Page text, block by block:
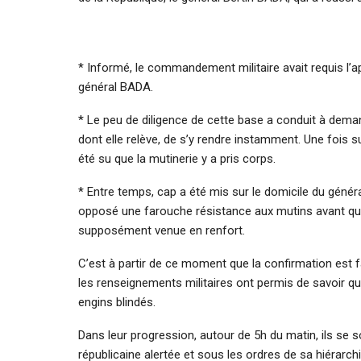
* Informé, le commandement militaire avait requis
général BADA.
* Le peu de diligence de cette base a conduit à
dont elle relève, de s’y rendre instamment. Une fois
été su que la mutinerie y a pris corps.
* Entre temps, cap a été mis sur le domicile du
opposé une farouche résistance aux mutins avant
supposément venue en renfort.
C’est à partir de ce moment que la confirmation est
les renseignements militaires ont permis de savoir
engins blindés.
Dans leur progression, autour de 5h du matin, ils se
républicaine alertée et sous les ordres de sa